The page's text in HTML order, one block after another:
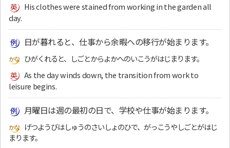
His clothes were stained from working in the garden all
day.
日が暮れると、仕事から余暇への移行が始まります。
ひがくれると、しごとからよかへのいこうがはじまります。
As the day winds down, the transition from work to
leisure begins.
月曜日は週の最初の日で、学校や仕事が始まります。
げつようびはしゅうのさいしょのひで、がっこうやしごとがはじ
まります。